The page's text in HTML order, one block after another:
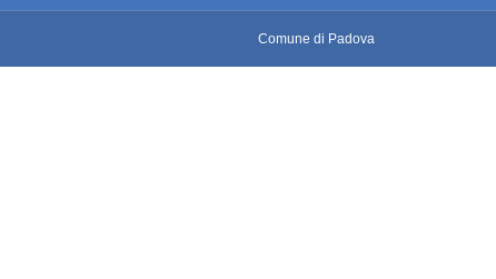
Comune di Padova